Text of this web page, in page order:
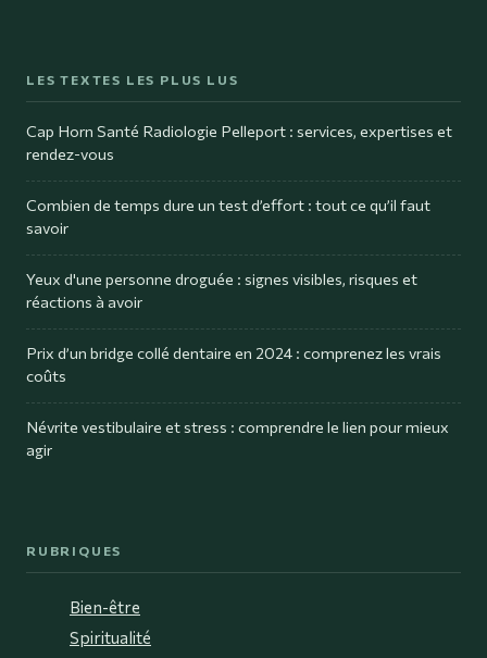
LES TEXTES LES PLUS LUS
Cap Horn Santé Radiologie Pelleport : services, expertises et
rendez-vous
Combien de temps dure un test d’effort : tout ce qu’il faut
savoir
Yeux d'une personne droguée : signes visibles, risques et
réactions à avoir
Prix d’un bridge collé dentaire en 2024 : comprenez les vrais
coûts
Névrite vestibulaire et stress : comprendre le lien pour mieux
agir
RUBRIQUES
Bien-être
Spiritualité